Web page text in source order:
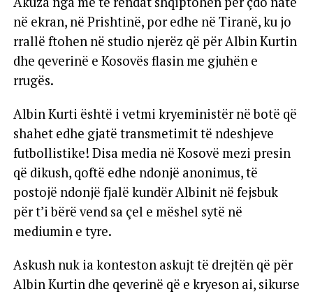
në ekran, në Prishtinë, por edhe në Tiranë, ku jo
rrallë ftohen në studio njerëz që për Albin Kurtin
dhe qeverinë e Kosovës flasin me gjuhën e
rrugës.
Albin Kurti është i vetmi kryeministër në botë që
shahet edhe gjatë transmetimit të ndeshjeve
futbollistike! Disa media në Kosovë mezi presin
që dikush, qoftë edhe ndonjë anonimus, të
postojë ndonjë fjalë kundër Albinit në fejsbuk
për t’i bërë vend sa çel e mëshel sytë në
mediumin e tyre.
Askush nuk ia konteston askujt të drejtën që për
Albin Kurtin dhe qeverinë që e kryeson ai, sikurse